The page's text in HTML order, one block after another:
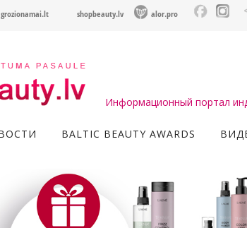
grozionamai.lt shopbeauty.lv alor.pro
Информационный портал
BALTIC BEAUTY AWARDS